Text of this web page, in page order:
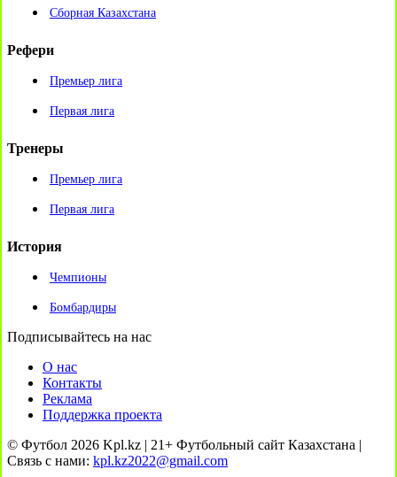
Сборная Казахстана
Рефери
Премьер лига
Первая лига
Тренеры
Премьер лига
Первая лига
История
Чемпионы
Бомбардиры
Подписывайтесь на нас
О нас
Контакты
Реклама
Поддержка проекта
© Футбол 2026 Kpl.kz | 21+ Футбольный сайт Казахстана |
Связь с нами: kpl.kz2022@gmail.com